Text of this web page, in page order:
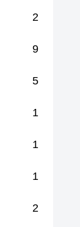
2
9
5
1
1
1
2